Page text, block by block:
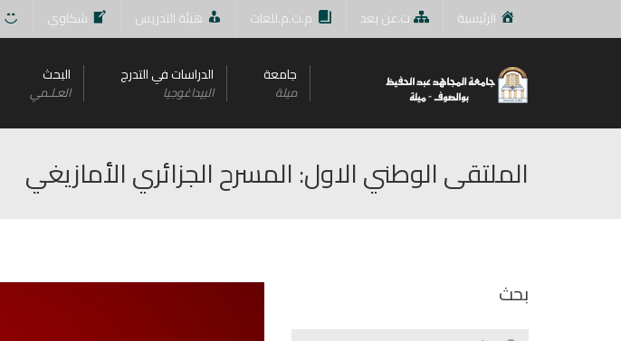
الرئيسية ت.عن بعد م.ت.م.للغات هيئة التدريس شكاوي
جامعة
ميلة
الدراسات في التدرج
البيداغوجيا
البحث
العـلـمي
الملتقى الوطني الاول: المسرح الجزائري الأمازيغي
بحث